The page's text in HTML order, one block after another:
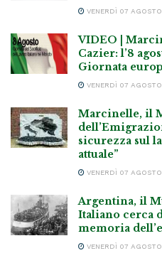
VENERDÌ 07
VIDEO |
Cazier: l’8
Giornata
VENERDÌ 07
Marcinelle, il
sicurezza sul
attuale”
VENERDÌ 07
Argentina, il
Italiano cerca
memoria
VENERDÌ 07